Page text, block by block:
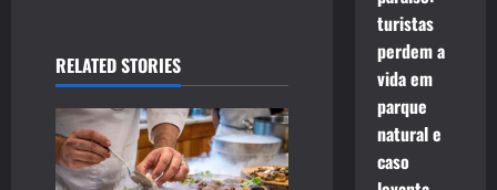
i
g
a
RELATED STORIES
turistas
perdem a
vida em
parque
natural e
caso